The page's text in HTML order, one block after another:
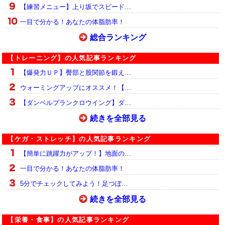
【練習メニュー】上り坂でスピード…
一目で分かる！あなたの体脂肪率！
総合ランキング
【トレーニング】の人気記事ランキング
【爆発力ＵＰ】臀部と股関節を鍛え…
ウォーミングアップにオススメ！【…
【ダンベルプランクロウイング】ダ…
続きを全部見る
【ケガ・ストレッチ】の人気記事ランキング
【簡単に跳躍力がアップ！】地面の…
一目で分かる！あなたの体脂肪率！
5分でチェックしてみよう！足つぼ…
続きを全部見る
【栄養・食事】の人気記事ランキング